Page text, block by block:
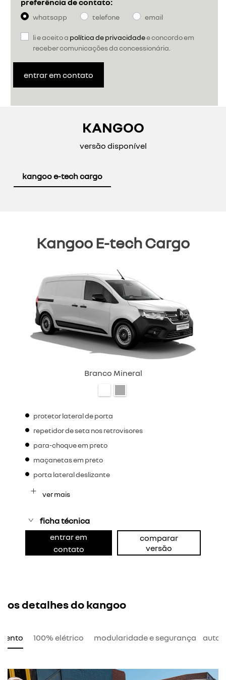
preferência de contato:
whatsapp telefone email
li e aceito a política de privacidadee concordo em
receber comunicações da concessionária.
entrar em contato
KANGOO
versão disponível
kangoo e-tech cargo
Kangoo E-tech Cargo
Branco Mineral
protetor lateral de porta
repetidor de seta nos retrovisores
para-choque em preto
maçanetas em preto
porta lateral deslizante
ver mais
ficha técnica
entrar em
contato
comparar
versão
os detalhes do kangoo
100% elétrico modularidade e segurança